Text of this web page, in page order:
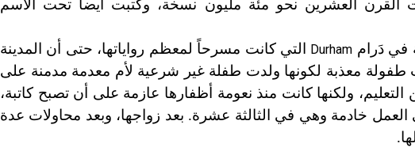
العشرين نحو مئة مليون نسخة، وكتبت أيضاً تحت الاسم
في دَرام Durham التي كانت مسرحاً لمعظم رواياتها، حتى أن المدينة
معذبة لكونها ولدت طفلة غير شرعية لأم معدمة مدمنة على
ولكنها كانت منذ نعومة أظفارها عازمة على أن تصبح كاتبة،
خادمة وهي في الثالثة عشرة. بعد زواجها، وبعد محاولات عدة